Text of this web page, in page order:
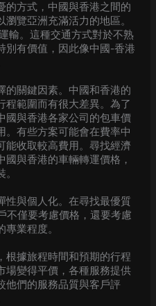
的方式，中國與香港之間的
覽亞洲充滿活力的地區。
輸。這種交通方式對於不熟
別有價值，因此像中國-香港
的關鍵因素。中國和香港的
程範圍而有很大差異。為了
國與香港各家公司的包車價
。有些方案可能會在費率中
能收取較高費用。尋找經濟
與香港的車輛轉運價格，
性與個人化。在尋找最優質
僅要考慮價格，還要考慮
業程度。
根據旅程時間和預期的行程
場變得平價，各種服務提供
他們的服務品質與客戶評